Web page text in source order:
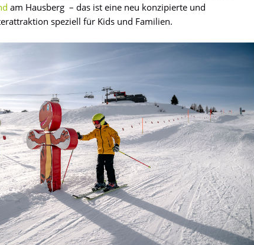
am Hausberg – das ist eine neu konzipierte und
speziell für Kids und Familien.